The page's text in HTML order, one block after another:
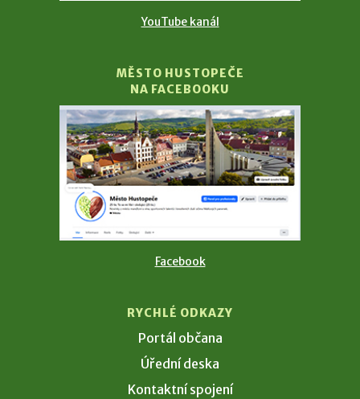
YouTube kanál
MĚSTO HUSTOPEČE
NA FACEBOOKU
Facebook
RYCHLÉ ODKAZY
Portál občana
Úřední deska
Kontaktní spojení